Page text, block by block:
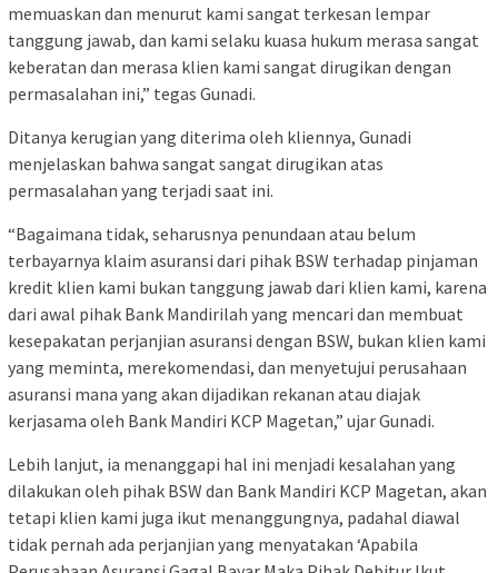
memuaskan dan menurut kami sangat terkesan lempar
tanggung jawab, dan kami selaku kuasa hukum merasa sangat
keberatan dan merasa klien kami sangat dirugikan dengan
permasalahan ini,” tegas Gunadi.
Ditanya kerugian yang diterima oleh kliennya, Gunadi
menjelaskan bahwa sangat sangat dirugikan atas
permasalahan yang terjadi saat ini.
“Bagaimana tidak, seharusnya penundaan atau belum
terbayarnya klaim asuransi dari pihak BSW terhadap pinjaman
kredit klien kami bukan tanggung jawab dari klien kami, karena
dari awal pihak Bank Mandirilah yang mencari dan membuat
kesepakatan perjanjian asuransi dengan BSW, bukan klien kami
yang meminta, merekomendasi, dan menyetujui perusahaan
asuransi mana yang akan dijadikan rekanan atau diajak
kerjasama oleh Bank Mandiri KCP Magetan,” ujar Gunadi.
Lebih lanjut, ia menanggapi hal ini menjadi kesalahan yang
dilakukan oleh pihak BSW dan Bank Mandiri KCP Magetan, akan
tetapi klien kami juga ikut menanggungnya, padahal diawal
tidak pernah ada perjanjian yang menyatakan ‘Apabila